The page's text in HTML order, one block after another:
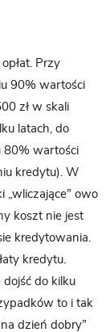
Przy
90% wartości
zł w skali
latach, do
80% wartości
kredytu). W
„wliczające” owo
koszt nie jest
kredytowania.
kredytu.
dojść do kilku
to i tak
dzień dobry”